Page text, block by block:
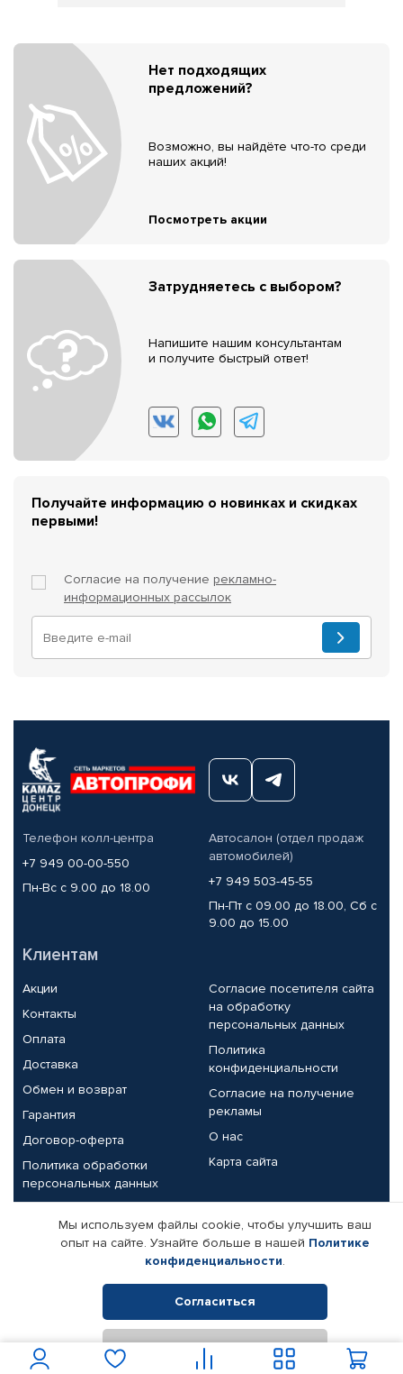
Нет подходящих
предложений?
Возможно, вы найдёте что-то среди
наших акций!
Посмотреть акции
Затрудняетесь с выбором?
Напишите нашим консультантам
и получите быстрый ответ!
Получайте информацию о новинках и скидках
первыми!
Согласие на получение рекламно-
информационных рассылок
Телефон колл-центра
+7 949 00-00-550
Пн-Вс с 9.00 до 18.00
Автосалон (отдел продаж
автомобилей)
+7 949 503-45-55
Пн-Пт с 09.00 до 18.00, Сб с
9.00 до 15.00
Клиентам
Акции
Контакты
Оплата
Доставка
Обмен и возврат
Гарантия
Договор-оферта
Политика обработки
персональных данных
Согласие посетителя сайта
на обработку
персональных данных
Политика
конфиденциальности
Согласие на получение
рекламы
О нас
Карта сайта
Партнерам
Корпоративным клиентам
Поставщикам
Реквизиты компании
© КАМАЗ ЦЕНТР ДОНЕЦК, 2015-2026. Все права защищены.
Интернет-магазин автомобильных товаров Автопрофи.
Мы используем файлы cookie, чтобы улучшить ваш
опыт на сайте. Узнайте больше в нашей Политике
конфиденциальности.
Согласиться
Отклонить